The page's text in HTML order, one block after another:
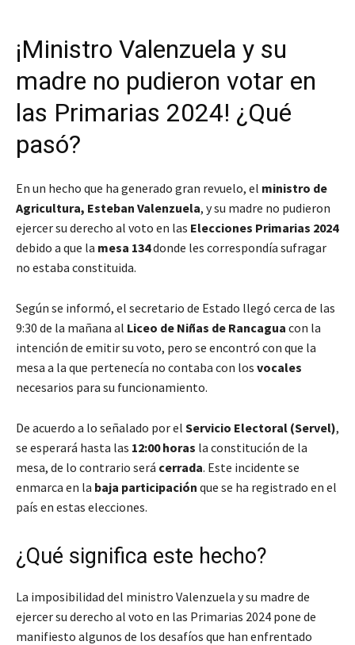
¡Ministro Valenzuela y su
madre no pudieron votar en
las Primarias 2024! ¿Qué
pasó?
En un hecho que ha generado gran revuelo, el ministro de
Agricultura, Esteban Valenzuela, y su madre no pudieron
ejercer su derecho al voto en las Elecciones Primarias 2024
debido a que la mesa 134donde les correspondía sufragar
no estaba constituida.
Según se informó, el secretario de Estado llegó cerca de las
9:30 de la mañana al Liceo de Niñas de Rancagua con la
intención de emitir su voto, pero se encontró con que la
mesa a la que pertenecía no contaba con los vocales
necesarios para su funcionamiento.
De acuerdo a lo señalado por el Servicio Electoral (Servel),
se esperará hasta las 12:00 horas la constitución de la
mesa, de lo contrario será cerrada. Este incidente se
enmarca en la baja participación que se ha registrado en el
país en estas elecciones.
¿Qué significa este hecho?
La imposibilidad del ministro Valenzuela y su madre de
ejercer su derecho al voto en las Primarias 2024 pone de
manifiesto algunos de los desafíos que han enfrentado